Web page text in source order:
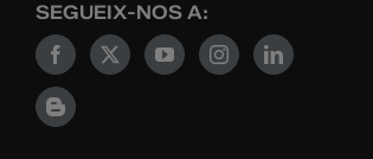
SEGUEIX-NOS A: